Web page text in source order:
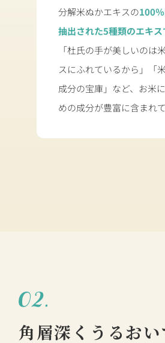
分解米ぬかエキスの100
抽出された5種類のエキス
「杜氏の手が美しいのは
スにふれているから」
「
成分の宝庫」など、
お米
めの成分が豊富に含まれて
角層深くうるお